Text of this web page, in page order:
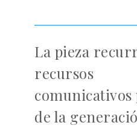
La pieza
recursos
comunicativos
de la